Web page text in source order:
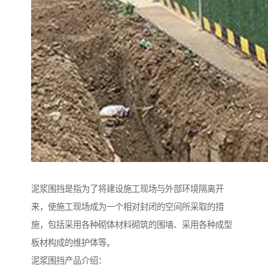
泥浆围挡是指为了将建设施工现场与外部环境隔离开
来，使施工现场成为一个相对封闭的空间所采取的措
施，包括采用各种砌体材料砌筑的围墙、采用各种成型
板材构成的维护体等。
泥浆围挡产品介绍：